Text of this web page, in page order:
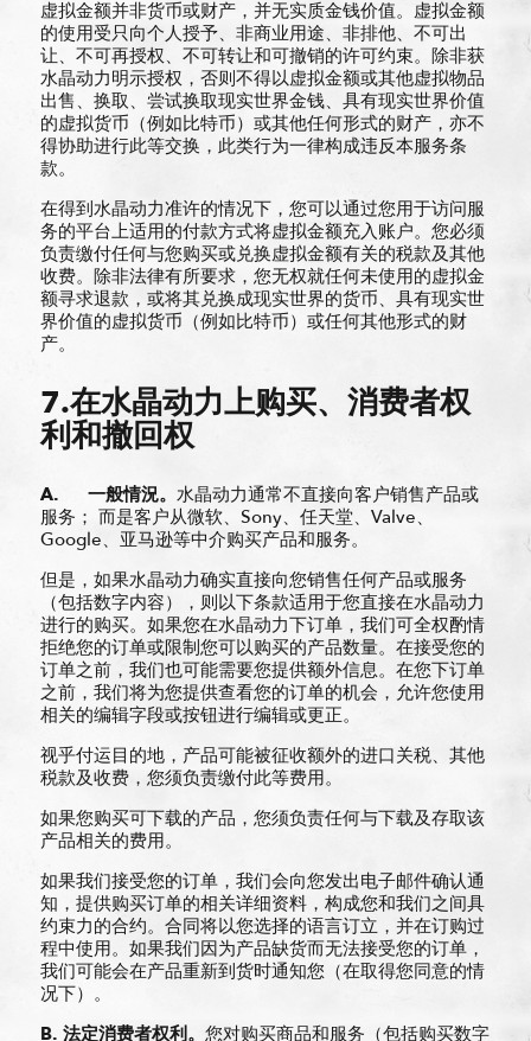
虚拟金额并非货币或财产，并无实质金钱价值。虚拟金额
的使用受只向个人授予、非商业用途、非排他、不可出
让、不可再授权、不可转让和可撤销的许可约束。除非获
水晶动力明示授权，否则不得以虚拟金额或其他虚拟物品
出售、换取、尝试换取现实世界金钱、具有现实世界价值
的虚拟货币（例如比特币）或其他任何形式的财产，亦不
得协助进行此等交换，此类行为一律构成违反本服务条
款。
在得到水晶动力准许的情况下，您可以通过您用于访问服
务的平台上适用的付款方式将虚拟金额充入账户。您必须
负责缴付任何与您购买或兑换虚拟金额有关的税款及其他
收费。除非法律有所要求，您无权就任何未使用的虚拟金
额寻求退款，或将其兑换成现实世界的货币、具有现实世
界价值的虚拟货币（例如比特币）或任何其他形式的财
产。
7.在水晶动力上购买、消费者权
利和撤回权
A. 一般情況。 水晶动力通常不直接向客户销售产品或
服务； 而是客户从微软、Sony、任天堂、Valve、
Google、亚马逊等中介购买产品和服务。
但是，如果水晶动力确实直接向您销售任何产品或服务
（包括数字内容），则以下条款适用于您直接在水晶动力
进行的购买。如果您在水晶动力下订单，我们可全权酌情
拒绝您的订单或限制您可以购买的产品数量。在接受您的
订单之前，我们也可能需要您提供额外信息。在您下订单
之前，我们将为您提供查看您的订单的机会，允许您使用
相关的编辑字段或按钮进行编辑或更正。
视乎付运目的地，产品可能被征收额外的进口关税、其他
税款及收费，您须负责缴付此等费用。
如果您购买可下载的产品，您须负责任何与下载及存取该
产品相关的费用。
如果我们接受您的订单，我们会向您发出电子邮件确认通
知，提供购买订单的相关详细资料，构成您和我们之间具
约束力的合约。合同将以您选择的语言订立，并在订购过
程中使用。如果我们因为产品缺货而无法接受您的订单，
我们可能会在产品重新到货时通知您（在取得您同意的情
况下）。
B. 法定消费者权利。 您对购买商品和服务（包括购买数字